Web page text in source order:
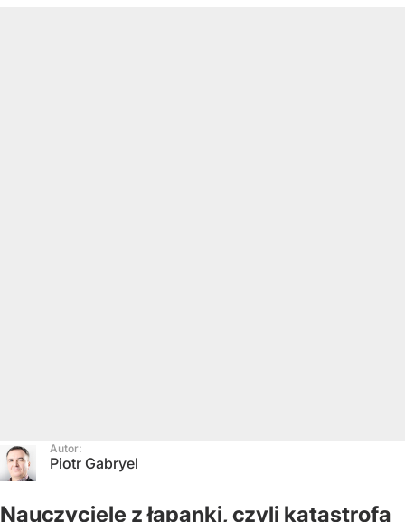
Autor:
Piotr Gabryel
Nauczyciele z łapanki, czyli katastrofa